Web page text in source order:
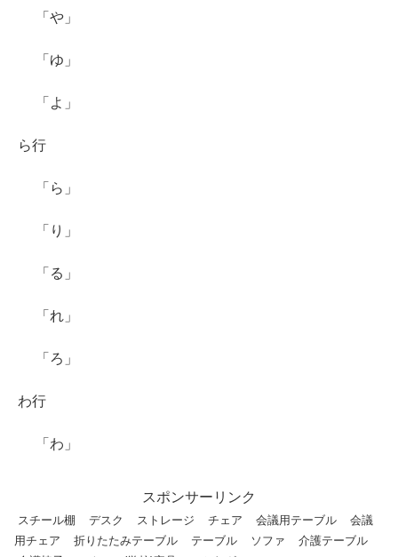
「や」
「ゆ」
「よ」
ら行
「ら」
「り」
「る」
「れ」
「ろ」
わ行
「わ」
スポンサーリンク
スチール棚 デスク ストレージ チェア 会議用テーブル
会議
用チェア
折りたたみテーブル テーブル ソファ
介護テーブル